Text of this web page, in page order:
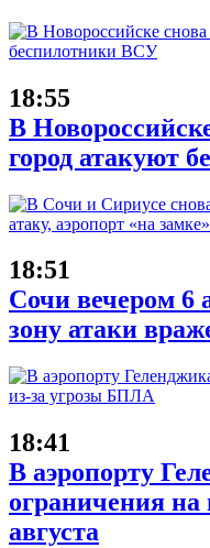
18:55
В
город атакуют
18:51
Сочи вечером 6
зону атаки
18:41
В аэропорту
ограничения
августа